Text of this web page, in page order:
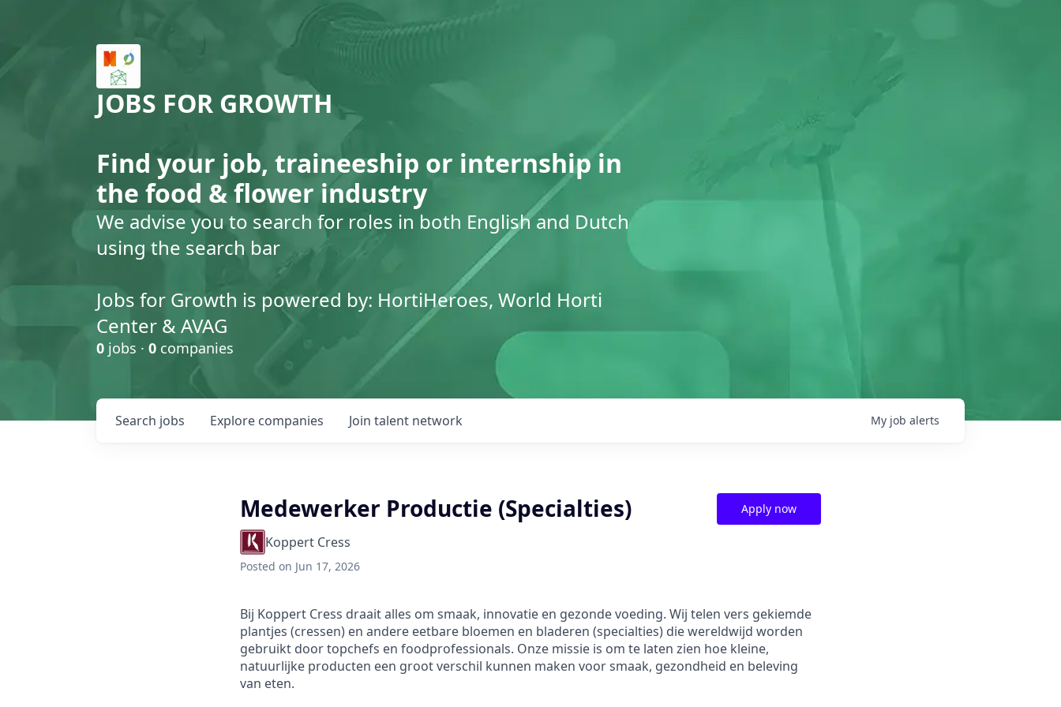
JOBS FOR GROWTH
Find your job, traineeship or internship in
the food & flower industry
We advise you to search for roles in both English and Dutch
using the search bar
Jobs for Growth is powered by: HortiHeroes, World Horti
Center & AVAG
0 jobs · 0 companies
Search jobs Explore companies Join talent network My job alerts
Medewerker Productie (Specialties)
Koppert Cress
Posted on Jun 17, 2026
Apply now
Bij Koppert Cress draait alles om smaak, innovatie en gezonde voeding. Wij telen vers gekiemde
plantjes (cressen) en andere eetbare bloemen en bladeren (specialties) die wereldwijd worden
gebruikt door topchefs en foodprofessionals. Onze missie is om te laten zien hoe kleine,
natuurlijke producten een groot verschil kunnen maken voor smaak, gezondheid en beleving
van eten.